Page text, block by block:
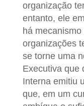
organização
entanto, ele
há
organizações
se torne uma
Executiva que
Interna emitiu
que, em um